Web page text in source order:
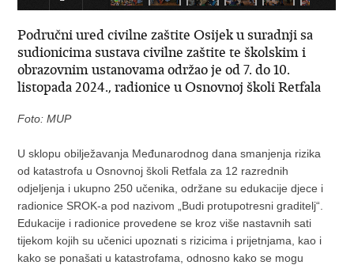
Područni ured civilne zaštite Osijek u suradnji sa
sudionicima sustava civilne zaštite te školskim i
obrazovnim ustanovama održao je od 7. do 10.
listopada 2024., radionice u Osnovnoj školi Retfala
Foto: MUP
U sklopu obilježavanja Međunarodnog dana smanjenja rizika
od katastrofa u Osnovnoj školi Retfala za 12 razrednih
odjeljenja i ukupno 250 učenika, održane su edukacije djece i
radionice SROK-a pod nazivom „Budi protupotresni graditelj“.
Edukacije i radionice provedene se kroz više nastavnih sati
tijekom kojih su učenici upoznati s rizicima i prijetnjama, kao i
kako se ponašati u katastrofama, odnosno kako se mogu